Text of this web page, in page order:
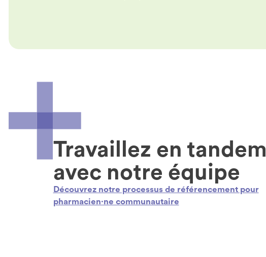
Travaillez en tandem
avec notre équipe
Découvrez notre processus de référencement pour
pharmacien·ne communautaire